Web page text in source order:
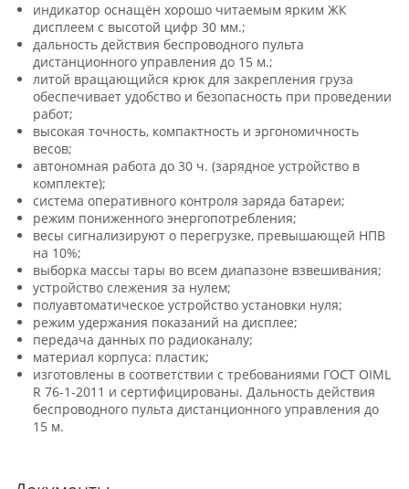
индикатор оснащён хорошо читаемым ярким ЖК
дисплеем с высотой цифр 30 мм.;
дальность действия беспроводного пульта
дистанционного управления до 15 м.;
литой вращающийся крюк для закрепления груза
обеспечивает удобство и безопасность при проведении
работ;
высокая точность, компактность и эргономичность
весов;
автономная работа до 30 ч. (зарядное устройство в
комплекте);
система оперативного контроля заряда батареи;
режим пониженного энергопотребления;
весы сигнализируют о перегрузке, превышающей НПВ
на 10%;
выборка массы тары во всем диапазоне взвешивания;
устройство слежения за нулем;
полуавтоматическое устройство установки нуля;
режим удержания показаний на дисплее;
передача данных по радиоканалу;
материал корпуса: пластик;
изготовлены в соответствии с требованиями ГОСТ OIML
R 76-1-2011 и сертифицированы. Дальность действия
беспроводного пульта дистанционного управления до
15 м.